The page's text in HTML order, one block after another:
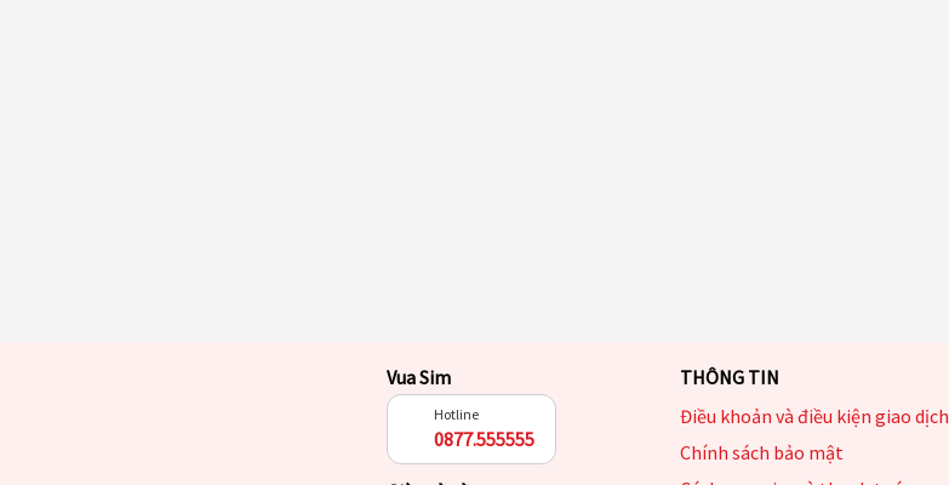
Vua Sim
Hotline
0877.555555
THÔNG TIN
Điều khoản và điều kiện giao dịch
Chính sách bảo mật